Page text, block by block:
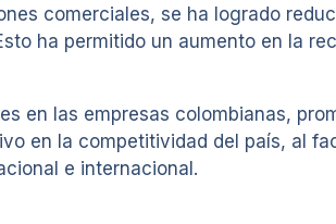
comerciales, se ha logrado
ha permitido un aumento en la
en las empresas colombianas,
en la competitividad del país, al
e internacional.